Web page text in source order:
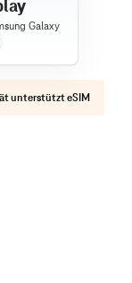
unterstützt eSIM